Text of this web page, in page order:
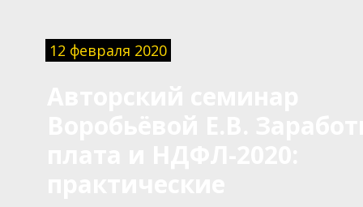
12 февраля 2020